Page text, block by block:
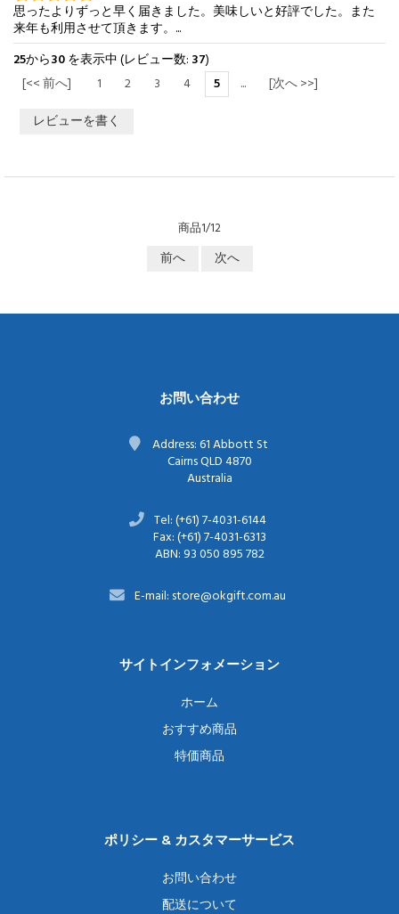
思ったよりずっと早く届きました。美味しいと好評でした。また
来年も利用させて頂きます。...
25から30を表示中 (レビュー数: 37)
[<< 前へ]
1 2 3 4 5 ...
[次へ >>]
レビューを書く
商品1/12
前へ 次へ
お問い合わせ
Address: 61 Abbott St
Cairns QLD 4870
Australia
Tel: (+61) 7-4031-6144
Fax: (+61) 7-4031-6313
ABN: 93 050 895 782
E-mail: store@okgift.com.au
サイトインフォメーション
ホーム
おすすめ商品
特価商品
ポリシー & カスタマーサービス
お問い合わせ
配送について